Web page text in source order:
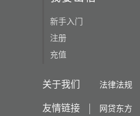
新手入门
注册
充值
关于我们 法律法规
友情链接 网贷东方